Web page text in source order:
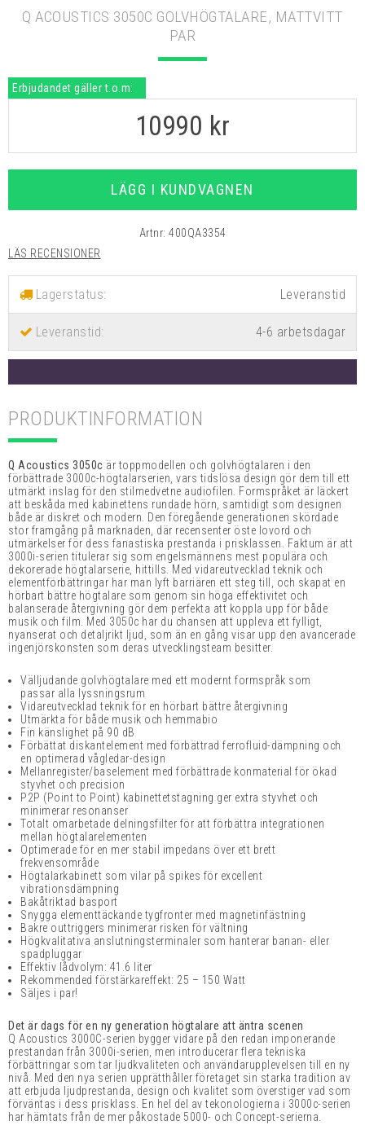
Q ACOUSTICS 3050C GOLVHÖGTALARE, MATTVITT
PAR
Erbjudandet gäller t.o.m:
10990 kr
LÄGG I KUNDVAGNEN
Artnr: 400QA3354
LÄS RECENSIONER
Lagerstatus:
Leveranstid: 4-6 arbetsdagar
PRODUKTINFORMATION
Q Acoustics 3050c är toppmodellen och golvhögtalaren i den
förbättrade 3000c-högtalarserien, vars tidslösa design gör dem till ett
utmärkt inslag för den stilmedvetne audiofilen. Formspråket är läckert
att beskåda med kabinettens rundade hörn, samtidigt som designen
både är diskret och modern. Den föregående generationen skördade
stor framgång på marknaden, där recensenter öste lovord och
utmärkelser för dess fanastiska prestanda i prisklassen. Faktum är att
3000i-serien titulerar sig som engelsmännens mest populära och
dekorerade högtalarserie, hittills. Med vidareutvecklad teknik och
elementförbättringar har man lyft barriären ett steg till, och skapat en
hörbart bättre högtalare som genom sin höga effektivitet och
balanserade återgivning gör dem perfekta att koppla upp för både
musik och film. Med 3050c har du chansen att uppleva ett fylligt,
nyanserat och detaljrikt ljud, som än en gång visar upp den avancerade
ingenjörskonsten som deras utvecklingsteam besitter.
Välljudande golvhögtalare med ett modernt formspråk som
passar alla lyssningsrum
Vidareutvecklad teknik för en hörbart bättre återgivning
Utmärkta för både musik och hemmabio
Fin känslighet på 90 dB
Förbättat diskantelement med förbättrad ferrofluid-dämpning och
en optimerad vågledar-design
Mellanregister/baselement med förbättrade konmaterial för ökad
styvhet och precision
P2P (Point to Point) kabinettetstagning ger extra styvhet och
minimerar resonanser
Totalt omarbetade delningsfilter för att förbättra integrationen
mellan högtalarelementen
Optimerade för en mer stabil impedans över ett brett
frekvensområde
Högtalarkabinett som vilar på spikes för excellent
vibrationsdämpning
Bakåtriktad basport
Snygga elementtäckande tygfronter med magnetinfästning
Bakre outtriggers minimerar risken för vältning
Högkvalitativa anslutningsterminaler som hanterar banan- eller
spadpluggar
Effektiv lådvolym: 41.6 liter
Rekommended förstärkareffekt: 25 – 150 Watt
Säljes i par!
Det är dags för en ny generation högtalare att äntra scenen
Q Acoustics 3000C-serien bygger vidare på den redan imponerande
prestandan från 3000i-serien, men introducerar flera tekniska
förbättringar som tar ljudkvaliteten och användarupplevelsen till en ny
nivå. Med den nya serien upprätthåller företaget sin starka tradition av
att erbjuda ljudprestanda, design och kvalitet som överstiger vad som
förväntas i dess prisklass. En hel del av tekonologierna i 3000c-serien
har hämtats från de mer påkostade 5000- och Concept-serierna.